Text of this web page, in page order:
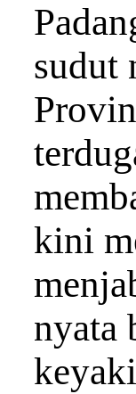
sudut
kini
nyata